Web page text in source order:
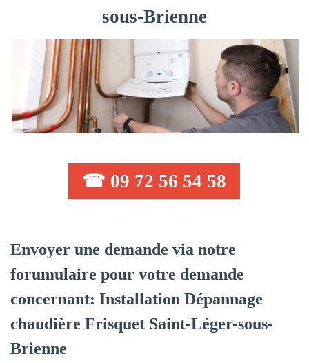
sous-Brienne
☎ 09 72 56 54 58
Envoyer une demande via notre
forumulaire pour votre demande
concernant: Installation Dépannage
chaudière Frisquet Saint-Léger-sous-
Brienne